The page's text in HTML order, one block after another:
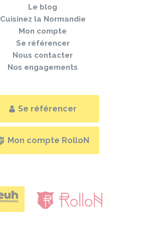
Le blog
Cuisinez la Normandie
Mon compte
Se référencer
Nous contacter
Nos engagements
Se référencer
Mon compte RolloN